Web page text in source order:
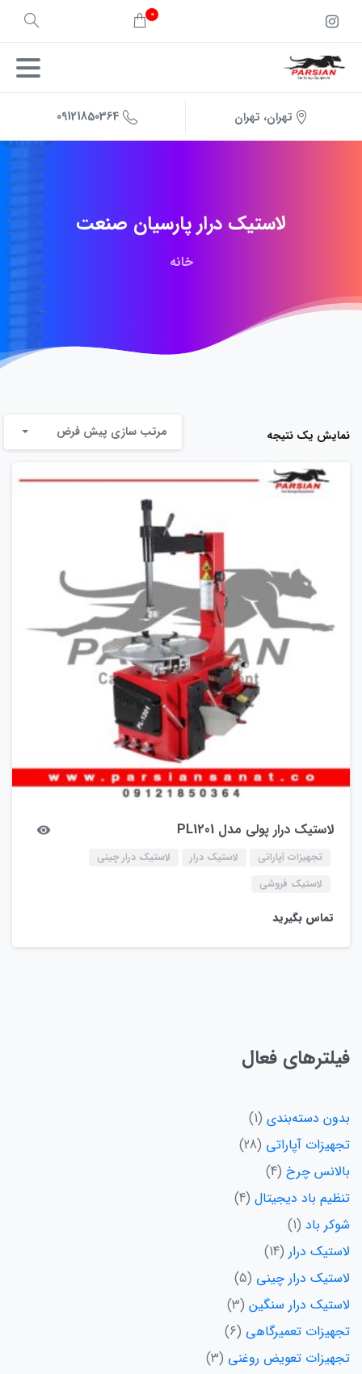
0
تهران، تهران 09121850364
لاستیک درارپارسیان صنعت
خانه
نمایش یک نتیجه مرتب سازی پیش فرض
لاستیک درار پولی مدل PL1201
تجهیزات آپاراتی لاستیک درار
لاستیک درار چینی
لاستیک فروشی
تماس بگیرید
فیلترهای فعال
بدون دسته‌بندی 1
تجهیزات آپاراتی 28
بالانس چرخ 4
تنظیم باد دیجیتال 4
شوکر باد 1
لاستیک درار 14
لاستیک درار چینی 5
لاستیک درار سنگین 3
تجهیزات تعمیرگاهی 6
تجهیزات تعویض روغنی 3